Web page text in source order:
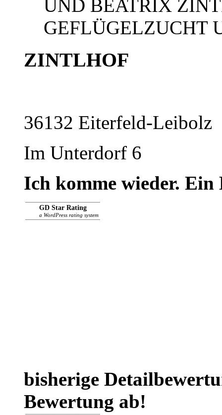
UND BEATRIX
GEFLÜGELZUCHT
ZINTLHOF
36132 Eiterfeld-Leibolz
Im Unterdorf 6
Ich komme wieder. Ein
GD Star Rating
a WordPress rating system
bisherige
Bewertung ab!